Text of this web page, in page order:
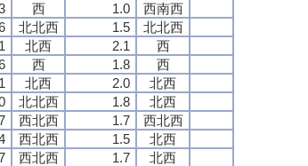
西 1.0
西南西
北北西 1.5
北北西
北西 2.1
西
西 1.8
西
北西 2.0
北西
北北西 1.8
北西
西北西 1.7
西北西
西北西 1.5
北西
西北西 1.7
北西